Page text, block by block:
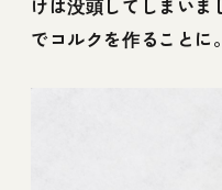
でコルクを作ることに。